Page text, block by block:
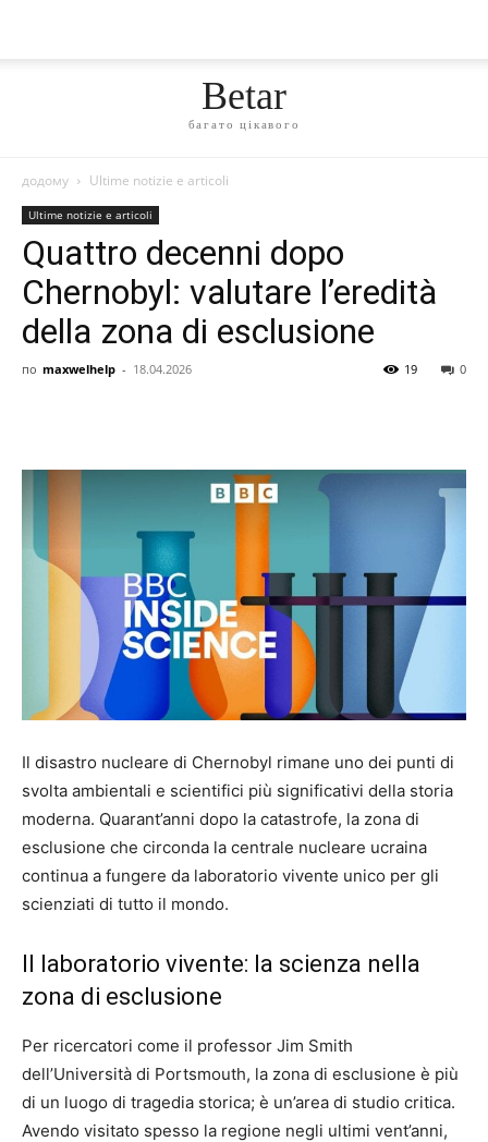
Betar
багато цікавого
додому Ultime notizie e articoli
Ultime notizie e articoli
Quattro decenni dopo
Chernobyl: valutare l’eredità
della zona di esclusione
по maxwelhelp - 18.04.2026 0
19
Il disastro nucleare di Chernobyl rimane uno dei punti di
svolta ambientali e scientifici più significativi della storia
moderna. Quarant’anni dopo la catastrofe, la zona di
esclusione che circonda la centrale nucleare ucraina
continua a fungere da laboratorio vivente unico per gli
scienziati di tutto il mondo.
Il laboratorio vivente: la scienza nella
zona di esclusione
Per ricercatori come il professor Jim Smith
dell’Università di Portsmouth, la zona di esclusione è più
di un luogo di tragedia storica; è un’area di studio critica.
Avendo visitato spesso la regione negli ultimi vent’anni,